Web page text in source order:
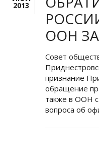
2013
ООН
Совет
признание
обращение
также в ООН с
вопроса об